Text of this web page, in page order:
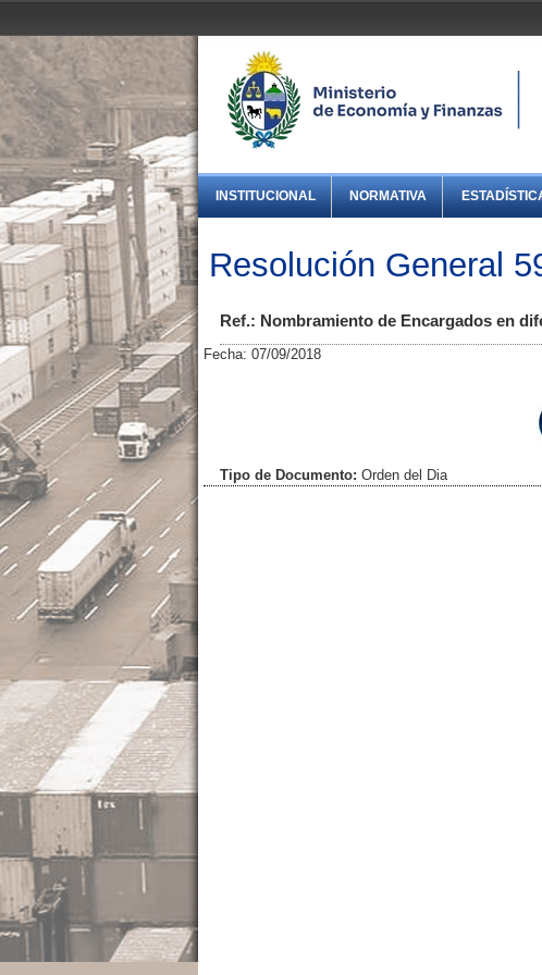
INSTITUCIONAL NORMATIVA
Resolución General
Ref.: Nombramiento de Encargados en
Fecha: 07/09/2018
Tipo de Documento: Orden del Dia